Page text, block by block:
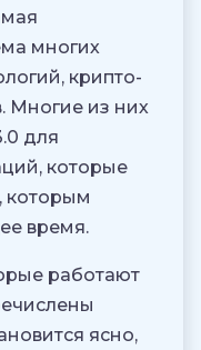
многих
крипто-
Многие из них
для
которые
которым
время.
работают
ясно,